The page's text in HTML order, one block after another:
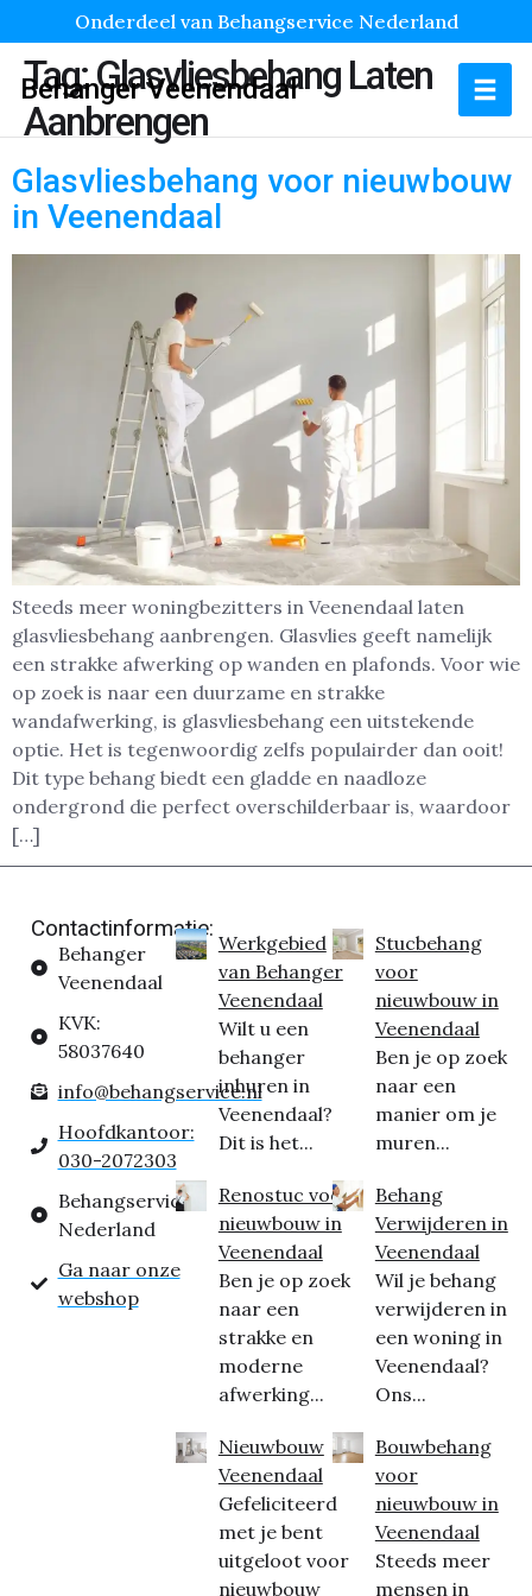
Onderdeel van Behangservice Nederland
Behanger Veenendaal
Tag:Glasvliesbehang Laten
Aanbrengen
Glasvliesbehang voor nieuwbouw
in Veenendaal
Steeds meer woningbezitters in Veenendaal laten
glasvliesbehang aanbrengen. Glasvlies geeft namelijk
een strakke afwerking op wanden en plafonds. Voor wie
op zoek is naar een duurzame en strakke
wandafwerking, is glasvliesbehang een uitstekende
optie. Het is tegenwoordig zelfs populairder dan ooit!
Dit type behang biedt een gladde en naadloze
ondergrond die perfect overschilderbaar is, waardoor
[…]
Contactinformatie:
Behanger
Veenendaal
KVK:
58037640
info@behangservice.nl
Hoofdkantoor:
030-2072303
Behangservice
Nederland
Ga naar onze
webshop
Werkgebied
van Behanger
Veenendaal
Wilt u een
behanger
inhuren in
Veenendaal?
Dit is het...
Renostuc voor
nieuwbouw in
Veenendaal
Ben je op zoek
naar een
strakke en
moderne
afwerking...
Nieuwbouw
Veenendaal
Gefeliciteerd
met je bent
uitgeloot voor
nieuwbouw
Stucbehang
voor
nieuwbouw in
Veenendaal
Ben je op zoek
naar een
manier om je
muren...
Behang
Verwijderen in
Veenendaal
Wil je behang
verwijderen in
een woning in
Veenendaal?
Ons...
Bouwbehang
voor
nieuwbouw in
Veenendaal
Steeds meer
mensen in